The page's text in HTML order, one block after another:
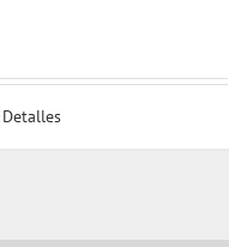
Detalles